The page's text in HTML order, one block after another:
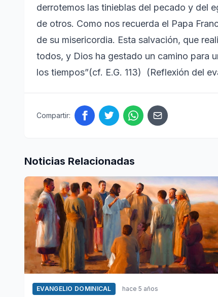
derrotemos las tinieblas del pecado y del
de otros. Como nos recuerda el Papa
de su misericordia. Esta salvación, que
todos, y Dios ha gestado un camino para
los tiempos”(cf. E.G. 113) (Reflexión del
Compartir:
Noticias Relacionadas
EVANGELIO DOMINICAL hace 5 años